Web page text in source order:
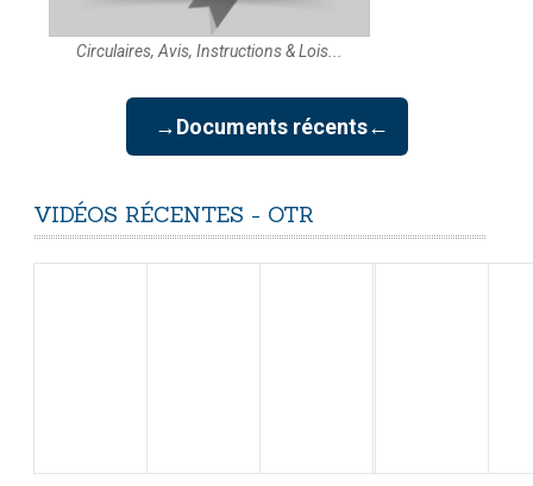
Circulaires, Avis, Instructions & Lois...
→Documents récents←
VIDÉOS RÉCENTES - OTR